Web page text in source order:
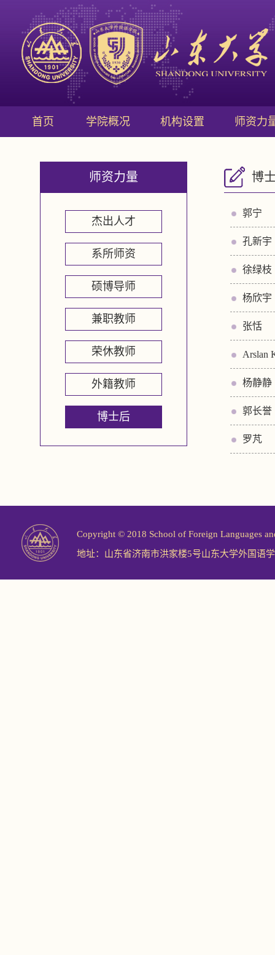
首页 学院概况 机构设置 师资力
师资力量
杰出人才
系所师资
硕博导师
兼职教师
荣休教师
外籍教师
博士后
博
郭宁
孔新宇
徐绿枝
杨欣宇
张恬
Arslan
杨静静
郭长誉
罗芃
Copyright © 2018 School of Foreign Languages
地址：山东省济南市洪家楼5号山东大学外国语